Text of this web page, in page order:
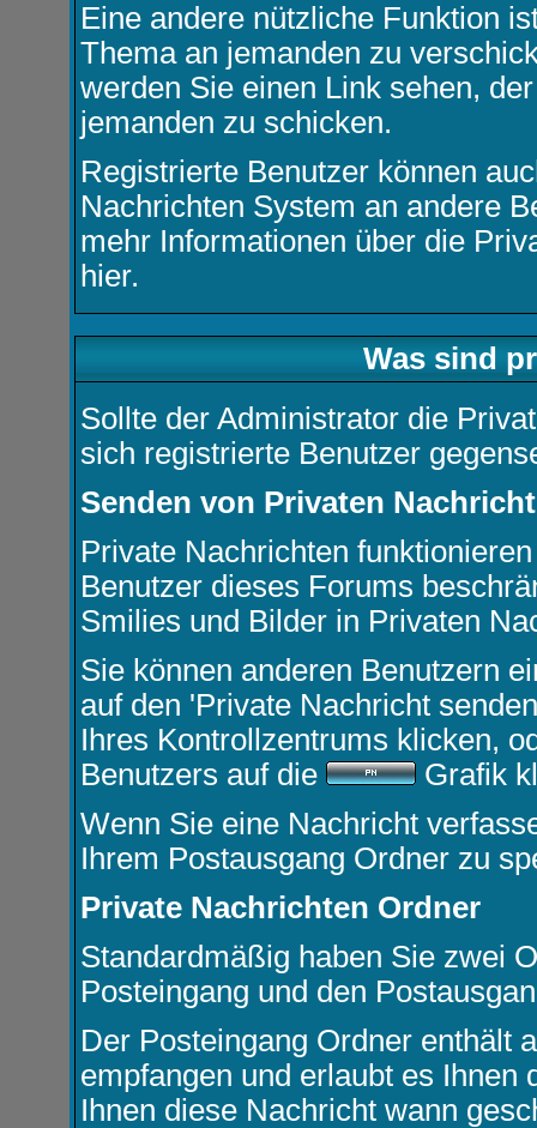
Eine andere nützliche Funktion
Thema an jemanden zu
werden Sie einen Link sehen,
jemanden zu schicken.
Registrierte Benutzer können
Nachrichten System an andere
mehr Informationen über die
hier.
Was sind
Sollte der Administrator die
sich registrierte Benutzer
Senden von Privaten
Private Nachrichten
Benutzer dieses Forums
Smilies und Bilder in Privaten
Sie können anderen Benutzern
auf den 'Private Nachricht senden
Ihres Kontrollzentrums klicken,
Benutzers auf die
Grafik
Wenn Sie eine Nachricht
Ihrem Postausgang Ordner zu
Private Nachrichten Ordner
Standardmäßig haben Sie zwei
Posteingang und den
Der Posteingang Ordner enthält
empfangen und erlaubt es Ihnen
Ihnen diese Nachricht wann